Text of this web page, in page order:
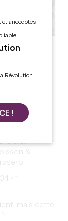
parc,
dimanche
des
& sucrés de
Château
& sa
&
41
mais cette
!
anecdotes
Révolution
!